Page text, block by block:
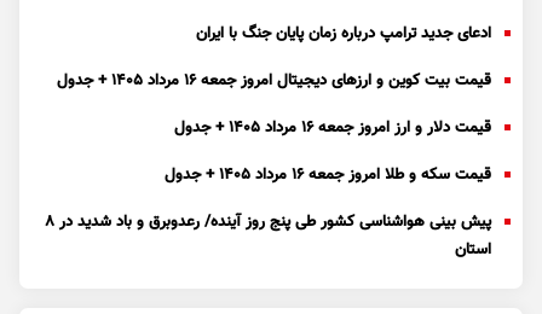
ادعای جدید ترامپ درباره زمان پایان جنگ با ایران
قیمت بیت کوین و ارز‌های دیجیتال امروز جمعه ۱۶ مرداد ۱۴۰۵ + جدول
قیمت دلار و ارز امروز جمعه ۱۶ مرداد ۱۴۰۵ + جدول
قیمت سکه و طلا امروز جمعه ۱۶ مرداد ۱۴۰۵ + جدول
پیش بینی هواشناسی کشور طی پنج روز آینده/ رعدوبرق و باد شدید در ۸
استان